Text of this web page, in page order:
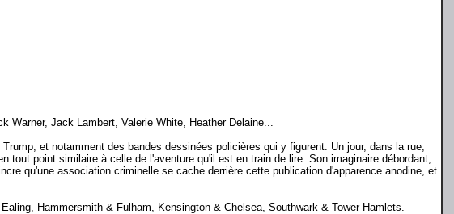
Warner, Jack Lambert, Valerie White, Heather Delaine...
et notamment des bandes dessinées policières qui y figurent. Un jour, dans la rue,
tout point similaire à celle de l'aventure qu'il est en train de lire. Son imaginaire débordant,
qu'une association criminelle se cache derrière cette publication d'apparence anodine, et
Hammersmith & Fulham, Kensington & Chelsea, Southwark & Tower Hamlets.